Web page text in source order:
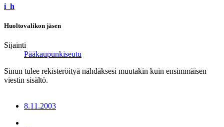
i_h
Huoltovalikon jäsen
Sijainti
Pääkaupunkiseutu
Sinun tulee rekisteröityä nähdäksesi muutakin kuin ensimmäisen
viestin sisältö.
8.11.2003